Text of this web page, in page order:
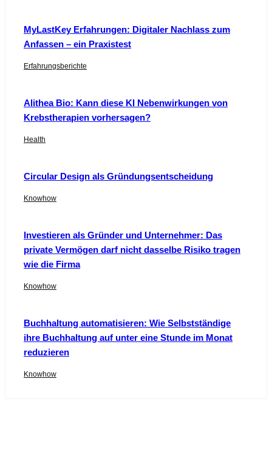
MyLastKey Erfahrungen: Digitaler Nachlass zum
Anfassen – ein Praxistest
Erfahrungsberichte
Alithea Bio: Kann diese KI Nebenwirkungen von
Krebstherapien vorhersagen?
Health
Circular Design als Gründungsentscheidung
Knowhow
Investieren als Gründer und Unternehmer: Das
private Vermögen darf nicht dasselbe Risiko tragen
wie die Firma
Knowhow
Buchhaltung automatisieren: Wie Selbstständige
ihre Buchhaltung auf unter eine Stunde im Monat
reduzieren
Knowhow